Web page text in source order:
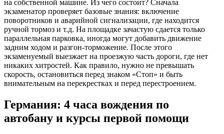
на собственной машине. Из чего состоит? Сначала
экзаменатор проверяет базовые знания: включение
поворотников и аварийной сигнализации, где находится
ручной тормоз и т.д. На площадке зачастую сдается только
параллельная парковка, иногда могут добавить движение
задним ходом и разгон-торможение. После этого
экзаменуемый выезжает на проезжую часть дороги, где нет
никаких хитростей. Как правило, нужно не превышать
скорость, остановиться перед знаком «Стоп» и быть
внимательным на перекрестках и перед перестроением.
Германия: 4 часа вождения по
автобану и курсы первой помощи